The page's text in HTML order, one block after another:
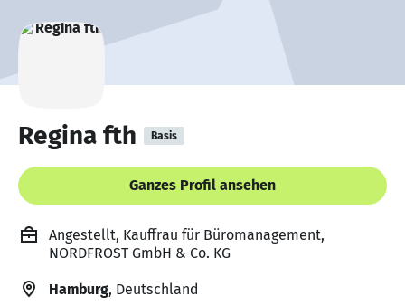
Regina fth Basis
Ganzes Profil ansehen
Angestellt, Kauffrau für Büromanagement,
NORDFROST GmbH & Co. KG
Hamburg, Deutschland